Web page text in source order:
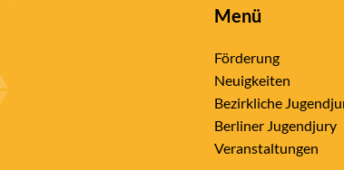
Menü
Förderung
Neuigkeiten
Bezirkliche
Berliner Jugendjury
Veranstaltungen